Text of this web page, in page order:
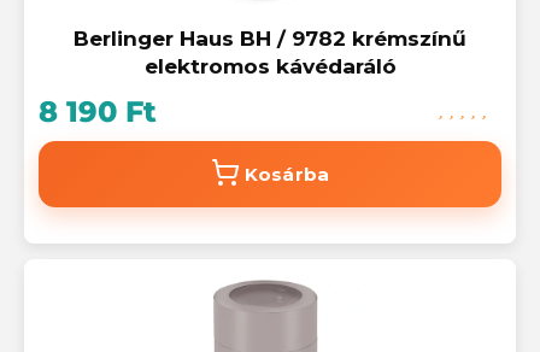
Berlinger Haus BH / 9782 krémszínű
elektromos kávédaráló
8 190 Ft
Kosárba